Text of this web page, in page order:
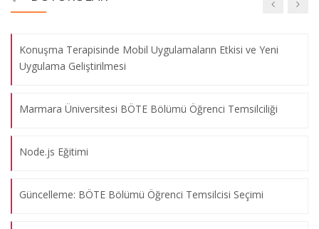
Konuşma Terapisinde Mobil Uygulamaların Etkisi ve Yeni
Uygulama Geliştirilmesi
Marmara Üniversitesi BÖTE Bölümü Öğrenci Temsilciliği
Node.js Eğitimi
Güncelleme: BÖTE Bölümü Öğrenci Temsilcisi Seçimi
09.08.2026
Node.js ve Angular Eğitimi
09.08.2026